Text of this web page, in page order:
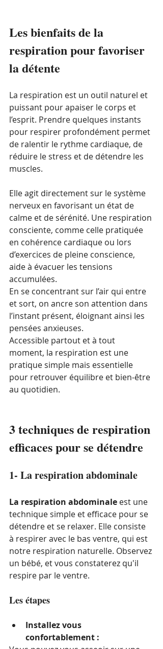
Les bienfaits de la
respiration pour favoriser
la détente
La respiration est un outil naturel et
puissant pour apaiser le corps et
l’esprit. Prendre quelques instants
pour respirer profondément permet
de ralentir le rythme cardiaque, de
réduire le stress et de détendre les
muscles.
Elle agit directement sur le système
nerveux en favorisant un état de
calme et de sérénité. Une respiration
consciente, comme celle pratiquée
en cohérence cardiaque ou lors
d’exercices de pleine conscience,
aide à évacuer les tensions
accumulées.
En se concentrant sur l’air qui entre
et sort, on ancre son attention dans
l’instant présent, éloignant ainsi les
pensées anxieuses.
Accessible partout et à tout
moment, la respiration est une
pratique simple mais essentielle
pour retrouver équilibre et bien-être
au quotidien.
3 techniques de respiration
efficaces pour se détendre
1- La respiration abdominale
La respiration abdominale est une
technique simple et efficace pour se
détendre et se relaxer. Elle consiste
à respirer avec le bas ventre, qui est
notre respiration naturelle. Observez
un bébé, et vous constaterez qu'il
respire par le ventre.
Les étapes
Installez vous
confortablement :